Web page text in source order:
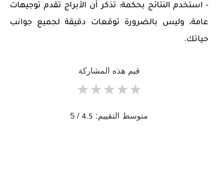
- استخدم النتائج بحكمة: تذكر أن الأبراج تقدم توجيهات
عامة، وليس بالضرورة توقعات دقيقة لجميع جوانب
حياتك.
قيم هذه المشاركة
★
★
★
★
★
متوسط التقييم: 4.5
/ 5